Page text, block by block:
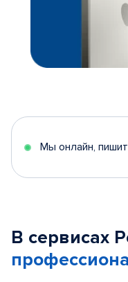
Мы онлайн,
В сервисах